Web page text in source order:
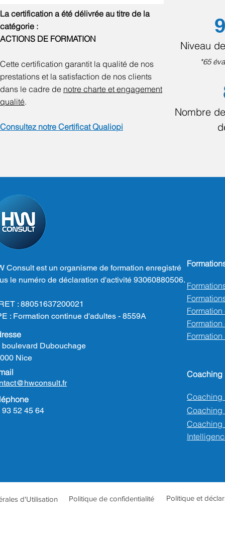
La certification a été délivrée au titre de la
catégorie :
ACTIONS DE FORMATION
Cette certification garantit la qualité de nos
prestations et la satisfaction de nos clients
dans le cadre de notre charte et engagement
qualité.
Consultez notre Certificat Qualiopi
Niveau
*65
Nombre
Consult est un organisme de formation enregistré
le numéro de déclaration d'activité 93060880506.
: 88051637200021
: Formation continue d'adultes - 8559A
boulevard Dubouchage
Nice
93 52 45 64
Coaching
Coaching
Coaching
d'Utilisation Politique de confidentialité Politique et